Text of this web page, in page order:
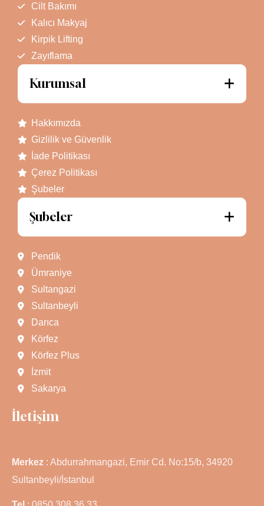
Cilt Bakımı
Kalıcı Makyaj
Kirpik Lifting
Zayıflama
Kurumsal
Hakkımızda
Gizlilik ve Güvenlik
İade Politikası
Çerez Politikası
Şubeler
Şubeler
Pendik
Ümraniye
Sultangazi
Sultanbeyli
Darıca
Körfez
Körfez Plus
İzmit
Sakarya
İletişim
Merkez : Abdurrahmangazi, Emir Cd. No:15/b, 34920
Sultanbeyli/İstanbul